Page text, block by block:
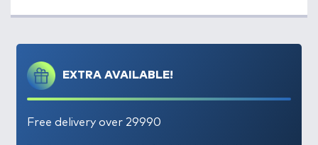
EXTRA AVAILABLE!
Free delivery over 29990